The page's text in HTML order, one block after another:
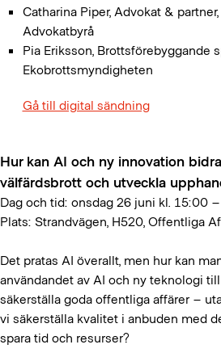
Catharina Piper, Advokat &
Advokatbyrå
Pia Eriksson, Brottsförebyggande
Ekobrottsmyndigheten
Gå till digital sändning
Hur kan AI och ny innovation
välfärdsbrott och utveckla
Dag och tid: onsdag 26 juni kl. 15:00
Plats: Strandvägen, H520, Offentliga
Det pratas AI överallt, men hur kan
användandet av AI och ny teknologi
säkerställa goda offentliga affärer –
vi säkerställa kvalitet i anbuden med
spara tid och resurser?